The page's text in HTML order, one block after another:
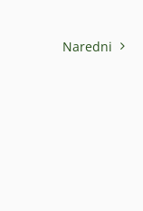
Naredni